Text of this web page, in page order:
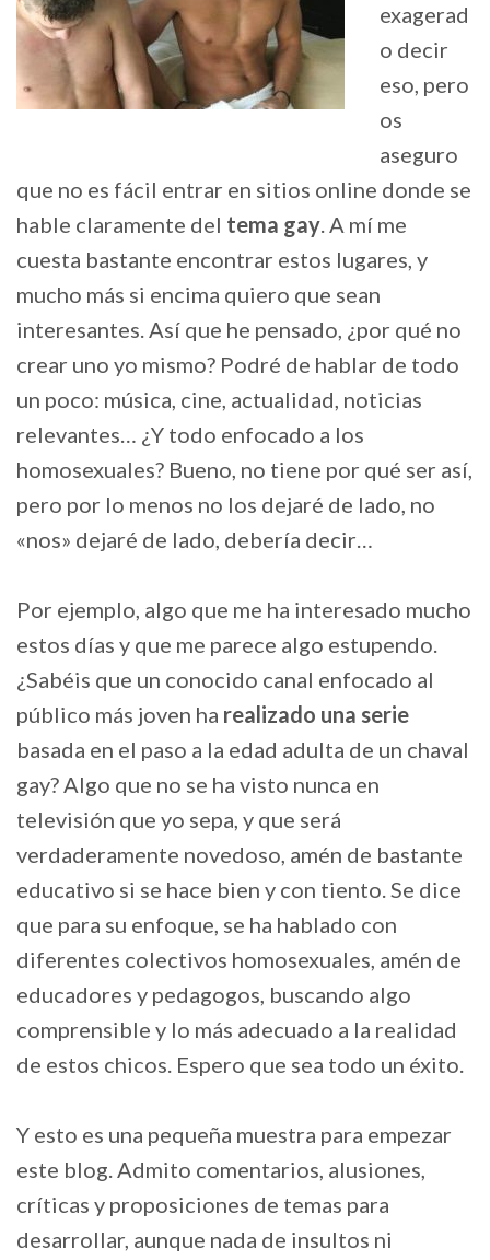
exagerad
o decir
eso, pero
os
aseguro
que no es fácil entrar en sitios online donde se
hable claramente del tema gay. A mí me
cuesta bastante encontrar estos lugares, y
mucho más si encima quiero que sean
interesantes. Así que he pensado, ¿por qué no
crear uno yo mismo? Podré de hablar de todo
un poco: música, cine, actualidad, noticias
relevantes… ¿Y todo enfocado a los
homosexuales? Bueno, no tiene por qué ser así,
pero por lo menos no los dejaré de lado, no
«nos» dejaré de lado, debería decir…
Por ejemplo, algo que me ha interesado mucho
estos días y que me parece algo estupendo.
¿Sabéis que un conocido canal enfocado al
público más joven ha realizado una serie
basada en el paso a la edad adulta de un chaval
gay? Algo que no se ha visto nunca en
televisión que yo sepa, y que será
verdaderamente novedoso, amén de bastante
educativo si se hace bien y con tiento. Se dice
que para su enfoque, se ha hablado con
diferentes colectivos homosexuales, amén de
educadores y pedagogos, buscando algo
comprensible y lo más adecuado a la realidad
de estos chicos. Espero que sea todo un éxito.
Y esto es una pequeña muestra para empezar
este blog. Admito comentarios, alusiones,
críticas y proposiciones de temas para
desarrollar, aunque nada de insultos ni